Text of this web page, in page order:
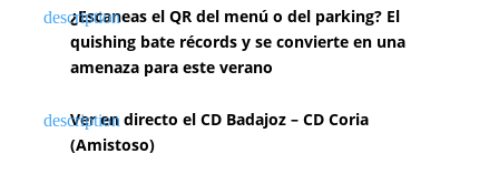
¿Escaneas el QR del menú o del parking? El
quishing bate récords y se convierte en una
amenaza para este verano
Ver en directo el CD Badajoz – CD Coria
(Amistoso)